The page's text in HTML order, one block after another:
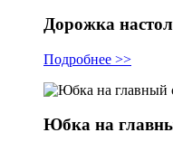
Дорожка
Подробнее >>
Юбка на